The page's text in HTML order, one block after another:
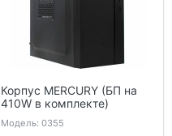
Корпус MERCURY (БП на
410W в комплекте)
Модель: 0355